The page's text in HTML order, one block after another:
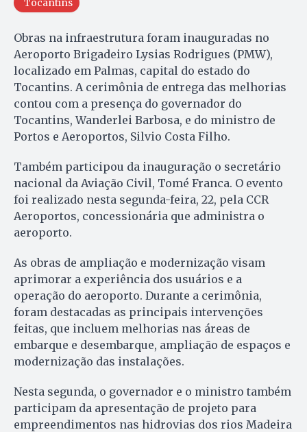
Tocantins
Obras na infraestrutura foram inauguradas no
Aeroporto Brigadeiro Lysias Rodrigues (PMW),
localizado em Palmas, capital do estado do
Tocantins. A cerimônia de entrega das melhorias
contou com a presença do governador do
Tocantins, Wanderlei Barbosa, e do ministro de
Portos e Aeroportos, Silvio Costa Filho.
Também participou da inauguração o secretário
nacional da Aviação Civil, Tomé Franca. O evento
foi realizado nesta segunda-feira, 22, pela CCR
Aeroportos, concessionária que administra o
aeroporto.
As obras de ampliação e modernização visam
aprimorar a experiência dos usuários e a
operação do aeroporto. Durante a cerimônia,
foram destacadas as principais intervenções
feitas, que incluem melhorias nas áreas de
embarque e desembarque, ampliação de espaços e
modernização das instalações.
Nesta segunda, o governador e o ministro também
participam da apresentação de projeto para
empreendimentos nas hidrovias dos rios Madeira